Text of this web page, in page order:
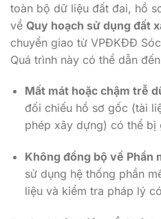
toàn bộ dữ liệu đất đai, hồ
về Quy hoạch sử dụng đất
chuyển giao từ VPĐKĐĐ
Quá trình này có thể dẫn
Mất mát hoặc chậm trễ
đối chiếu hồ sơ gốc (tài
phép xây dựng) có thể bị
Không đồng bộ về Phần
sử dụng hệ thống phần
liệu và kiểm tra pháp lý